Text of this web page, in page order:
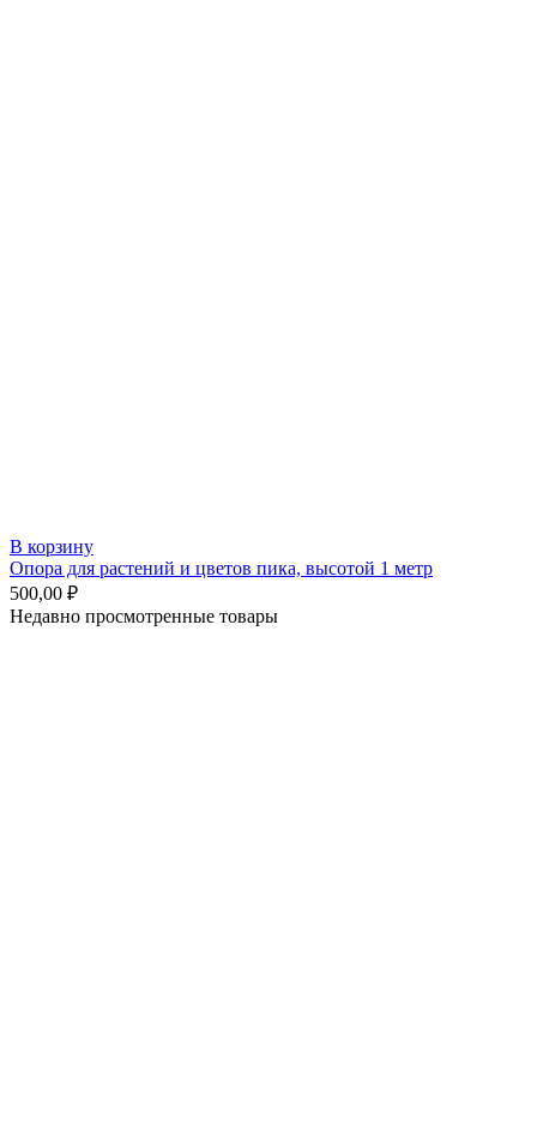
В корзину
Опора для растений и цветов пика, высотой 1 метр
500,00 ₽
Недавно просмотренные товары